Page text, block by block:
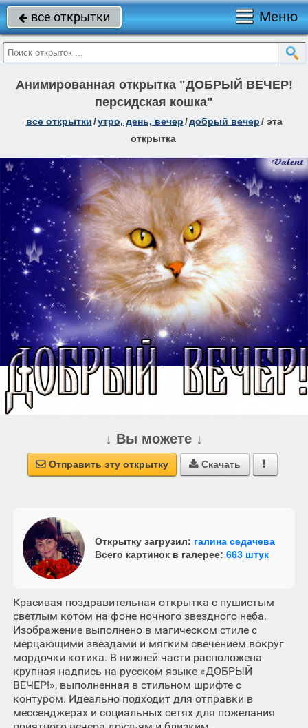
 все открытки Меню
Анимированная открытка "ДОБРЫЙ ВЕЧЕР!
персидская кошка"
все открытки/утро, день, вечер/добрый вечер/ эта
открытка
↓ Вы можете ↓
 Отправить эту открытку  Скачать 
Открытку загрузил: галина седачева
Всего картинок в галерее: 663 штук
Красивая поздравительная открытка с пушистым
светлым котом на фоне ночного звездного неба.
Изображение выполнено в магическом стиле с
мерцающими звездами и мягким свечением вокруг
мордочки котика. В нижней части расположена
крупная надпись на русском языке «ДОБРЫЙ
ВЕЧЕР!», выполненная в стильном шрифте с
контуром. Идеально подходит для отправки в
мессенджерах и социальных сетях для пожелания